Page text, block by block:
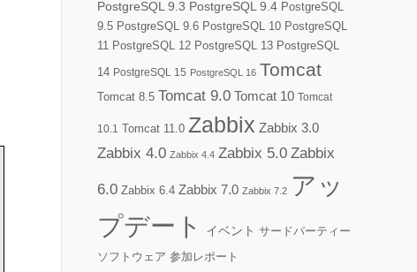
PostgreSQL 9.3 PostgreSQL 9.4 PostgreSQL
9.5 PostgreSQL 9.6 PostgreSQL 10 PostgreSQL
11 PostgreSQL 12 PostgreSQL 13 PostgreSQL
14 PostgreSQL 15 PostgreSQL 16 Tomcat
Tomcat 8.5 Tomcat 9.0 Tomcat 10 Tomcat
10.1 Tomcat 11.0 Zabbix Zabbix 3.0
Zabbix 4.0 Zabbix 4.4 Zabbix 5.0 Zabbix
6.0 Zabbix 6.4 Zabbix 7.0 Zabbix 7.2 アッ
プデート
イベント サードパーティー
ソフトウェア 参加レポート